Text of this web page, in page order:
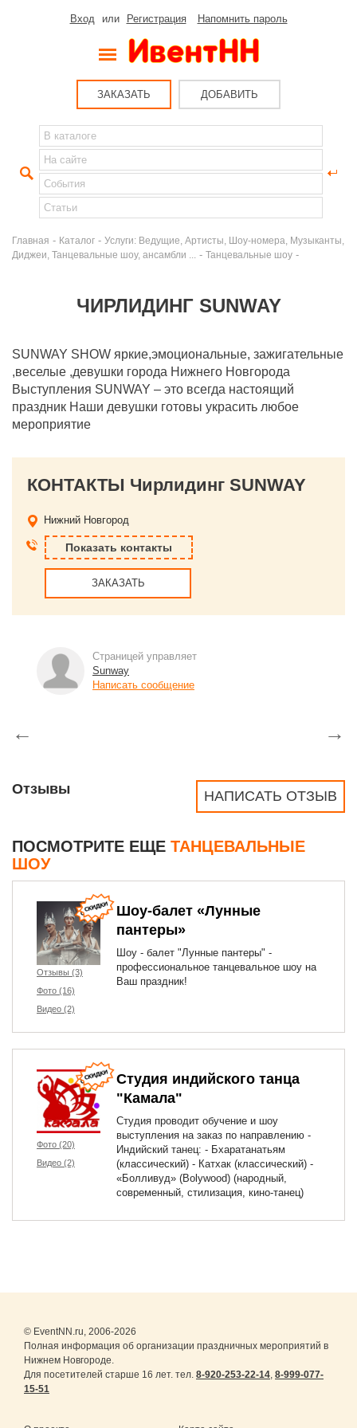
Вход или Регистрация Напомнить пароль
ЗАКАЗАТЬ ДОБАВИТЬ
Главная - Каталог - Услуги: Ведущие, Артисты, Шоу-номера, Музыканты,
Диджеи, Танцевальные шоу, ансамбли ...
- Танцевальные шоу -
ЧИРЛИДИНГ SUNWAY
SUNWAY SHOW яркие,эмоциональные, зажигательные
,веселые ,девушки города Нижнего Новгорода
Выступления SUNWAY – это всегда настоящий
праздник Наши девушки готовы украсить любое
мероприятие
КОНТАКТЫ Чирлидинг SUNWAY
Нижний Новгород
Показать контакты
ЗАКАЗАТЬ
Страницей управляет
Sunway
Написать сообщение
← →
НАПИСАТЬ ОТЗЫВ
Отзывы
ПОСМОТРИТЕ ЕЩЕ ТАНЦЕВАЛЬНЫЕ
ШОУ
Отзывы (3)
Фото (16)
Видео (2)
Шоу-балет «Лунные
пантеры»
Шоу - балет "Лунные пантеры" -
профессиональное танцевальное шоу на
Ваш праздник!
Фото (20)
Видео (2)
Студия индийского танца
"Камала"
Студия проводит обучение и шоу
выступления на заказ по направлению -
Индийский танец: - Бхаратанатьям
(классический) - Катхак (классический) -
«Болливуд» (Bolywood) (народный,
современный, стилизация, кино-танец)
© EventNN.ru, 2006-2026
Полная информация об организации праздничных мероприятий в
Нижнем Новгороде.
Для посетителей старше 16 лет. тел. 8-920-253-22-14, 8-999-077-
15-51